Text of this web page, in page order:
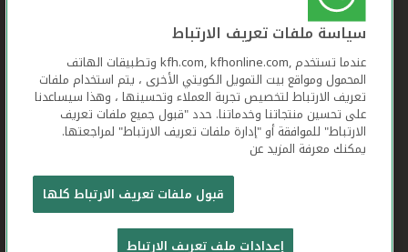
بيت التمويل الكويتي جميع الحقوق محفوظة © 2026
شروط وأحكام استخدام الموقع الإلكتروني
سياسة ملفات تعريف الارتباط
عندما تستخدم ,kfh.com, kfhonline.com وتطبيقات الهاتف
المحمول ومواقع بيت التمويل الكويتي الأخرى ، يتم استخدام ملفات
تعريف الارتباط لتخصيص تجربة العملاء وتحسينها ، وهذا سيساعدنا
على تحسين منتجاتنا وخدماتنا. حدد "قبول جميع ملفات تعريف
الارتباط" للموافقة أو "إدارة ملفات تعريف الارتباط" لمراجعتها.
يمكنك معرفة المزيد عن
قبول ملفات تعريف الارتباط كلها
إعدادات ملف تعريف الارتباط